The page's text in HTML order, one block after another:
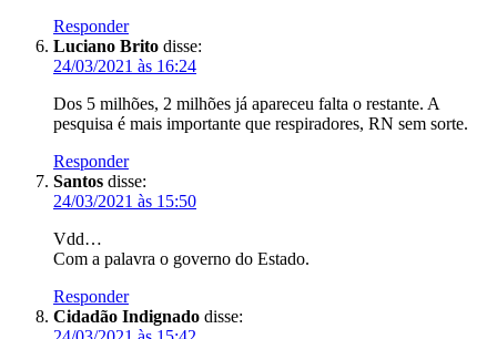
Responder
Luciano Brito disse:
24/03/2021 às 16:24
Dos 5 milhões, 2 milhões já apareceu falta o restante. A
pesquisa é mais importante que respiradores, RN sem sorte.
Responder
Santos disse:
24/03/2021 às 15:50
Vdd…
Com a palavra o governo do Estado.
Responder
Cidadão Indignado disse: